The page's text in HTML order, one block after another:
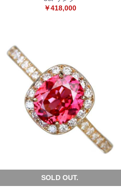
￥418,000
SOLD OUT.
お買い物を続ける